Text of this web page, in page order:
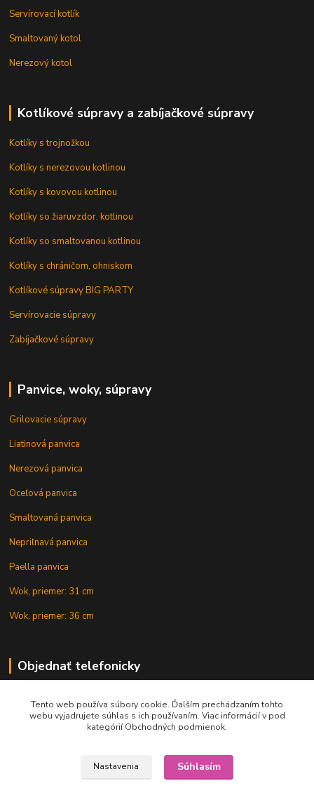
Servírovací kotlík
Smaltovaný kotol
Nerezový kotol
Kotlíkové súpravy a zabíjačkové súpravy
Kotlíky s trojnožkou
Kotlíky s nerezovou kotlinou
Kotlíky s kovovou kotlinou
Kotlíky so žiaruvzdor. kotlinou
Kotlíky so smaltovanou kotlinou
Kotlíky s chráničom, ohniskom
Kotlíkové súpravy BIG PARTY
Servírovacie súpravy
Zabíjačkové súpravy
Panvice, woky, súpravy
Grilovacie súpravy
Liatinová panvica
Nerezová panvica
Oceľová panvica
Smaltovaná panvica
Nepriľnavá panvica
Paella panvica
Wok, priemer: 31 cm
Wok, priemer: 36 cm
Objednať telefonicky
+421 902 212 007
Tento web používa súbory cookie. Ďalším prechádzaním tohto
webu vyjadrujete súhlas s ich používaním. Viac informácií v pod
kategórií Obchodných podmienok.
Nastavenia Súhlasím